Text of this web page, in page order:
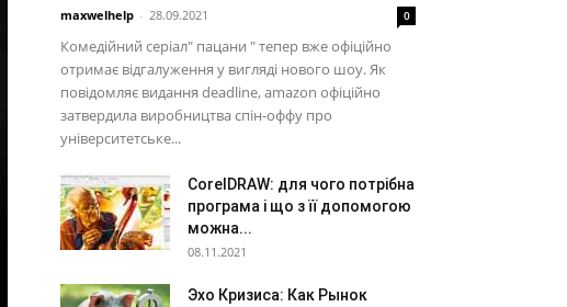
maxwelhelp - 28.09.2021 0
Комедійний серіал" пацани " тепер вже офіційно
отримає відгалуження у вигляді нового шоу. Як
повідомляє видання deadline, amazon офіційно
затвердила виробництва спін-оффу про
університетське...
CorelDRAW: для чого потрібна
програма і що з її допомогою
можна...
08.11.2021
Эхо Кризиса: Как Рынок